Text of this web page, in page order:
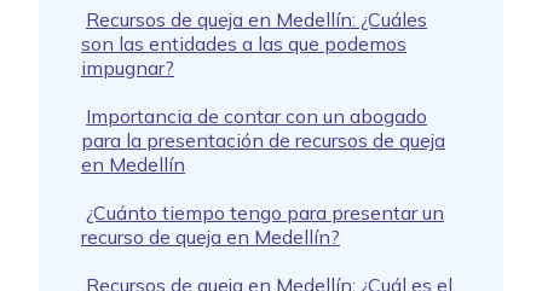
Recursos de queja en Medellín: ¿Cuáles
son las entidades a las que podemos
impugnar?
Importancia de contar con un abogado
para la presentación de recursos de queja
en Medellín
¿Cuánto tiempo tengo para presentar un
recurso de queja en Medellín?
Recursos de queja en Medellín: ¿Cuál es el